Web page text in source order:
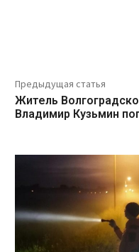
Предыдущая статья
Житель
Владимир Кузьмин